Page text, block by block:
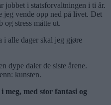
jobbet i statsforvaltningen i ti år.
jeg vende opp ned på livet. Det
stress måtte ut.
i alle dager skal jeg gjøre
dype daler de siste årene.
kunsten.
med stor fantasi og